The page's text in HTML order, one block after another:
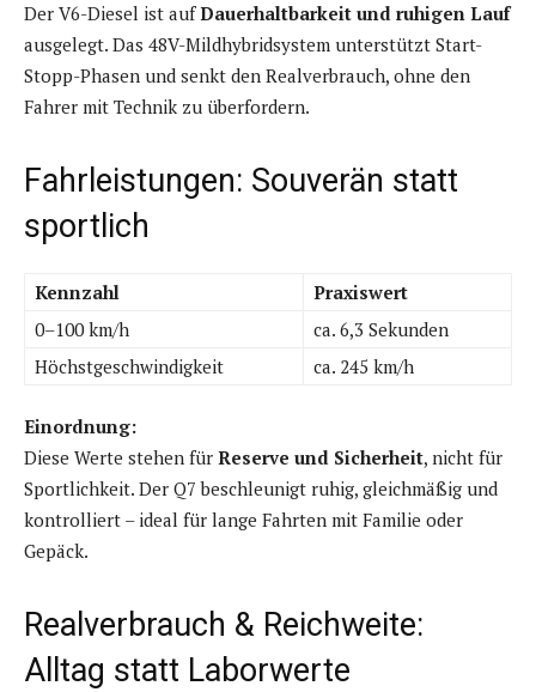
Der V6-Diesel ist aufDauerhaltbarkeit und ruhigen Lauf
ausgelegt. Das 48V-Mildhybridsystem unterstützt Start-
Stopp-Phasen und senkt den Realverbrauch, ohne den
Fahrer mit Technik zu überfordern.
Fahrleistungen: Souverän statt
sportlich
Kennzahl
Praxiswert
0–100 km/h
ca. 6,3 Sekunden
Höchstgeschwindigkeit
ca. 245 km/h
Einordnung:
Diese Werte stehen für Reserve und Sicherheit, nicht für
Sportlichkeit. Der Q7 beschleunigt ruhig, gleichmäßig und
kontrolliert – ideal für lange Fahrten mit Familie oder
Gepäck.
Realverbrauch & Reichweite:
Alltag statt Laborwerte